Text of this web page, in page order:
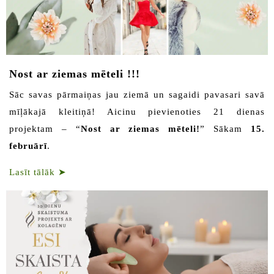
Nost ar ziemas mēteli !!!
Sāc savas pārmaiņas jau ziemā un sagaidi pavasari savā
mīļākajā kleitiņā! Aicinu pievienoties 21 dienas
projektam – “Nost ar ziemas mēteli!” Sākam 15.
februārī.
Lasīt tālāk ➤